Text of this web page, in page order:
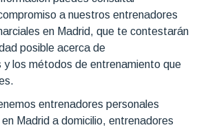
a nuestros entrenadores
en Madrid, que te contestarán
posible acerca de
y los métodos de entrenamiento que
entrenadores personales
Madrid a domicilio, entrenadores